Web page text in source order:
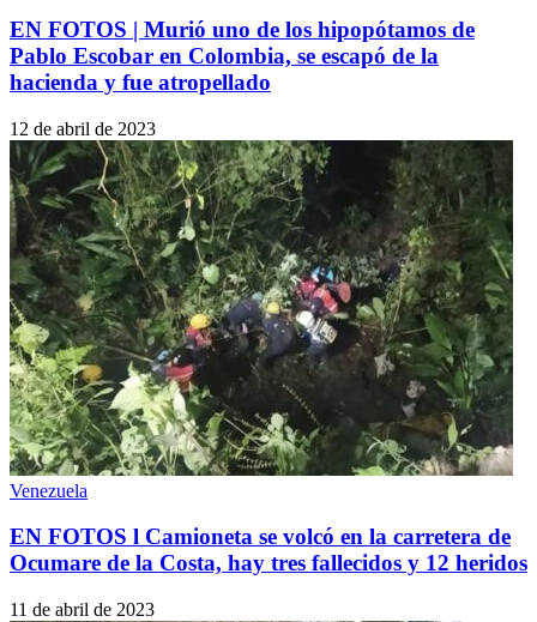
EN FOTOS | Murió uno de los hipopótamos de
Pablo Escobar en Colombia, se escapó de la
hacienda y fue atropellado
12 de abril de 2023
Venezuela
EN FOTOS l Camioneta se volcó en la carretera de
Ocumare de la Costa, hay tres fallecidos y 12 heridos
11 de abril de 2023